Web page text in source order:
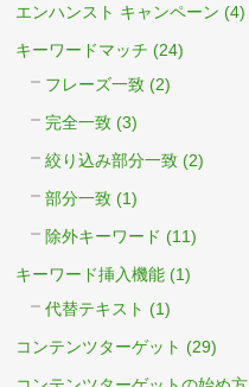
エンハンスト キャンペーン (4)
キーワードマッチ (24)
フレーズ一致 (2)
完全一致 (3)
絞り込み部分一致 (2)
部分一致 (1)
除外キーワード (11)
キーワード挿入機能 (1)
代替テキスト (1)
コンテンツターゲット (29)